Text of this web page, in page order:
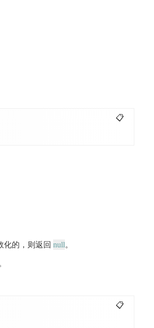
📋
化的，则返回 null。
📋